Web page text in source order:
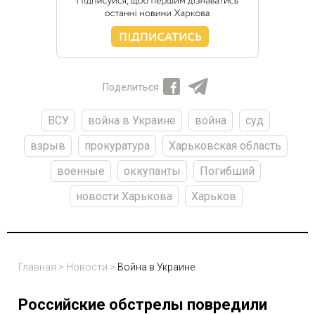
Поделиться
ВСУ война в Украине война
суд
взрыв
прокуратура
Харьковская область
военные
оккупанты
Погибший
новости Харькова
Харьков
Главная > Новости > Война в Украине
Российские обстрелы повредили